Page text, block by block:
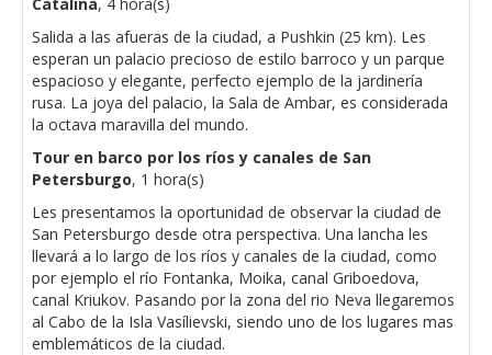
Salida a las afueras de la ciudad, a Pushkin (25 km). Les
esperan un palacio precioso de estilo barroco y un parque
espacioso y elegante, perfecto ejemplo de la jardinería
rusa. La joya del palacio, la Sala de Ambar, es considerada
la octava maravilla del mundo.
Tour en barco por los ríos y canales de San
Petersburgo, 1 hora(s)
Les presentamos la oportunidad de observar la ciudad de
San Petersburgo desde otra perspectiva. Una lancha les
llevará a lo largo de los ríos y canales de la ciudad, como
por ejemplo el río Fontanka, Moika, canal Griboedova,
canal Kriukov. Pasando por la zona del rio Neva llegaremos
al Cabo de la Isla Vasílievski, siendo uno de los lugares mas
emblemáticos de la ciudad.